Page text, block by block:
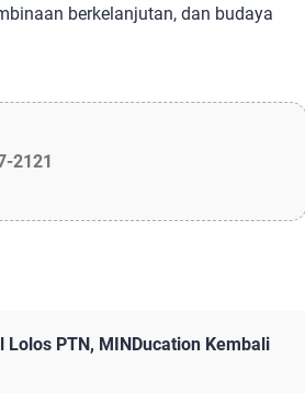
berkelanjutan, dan budaya
2121
Lolos PTN, MINDucation Kembali